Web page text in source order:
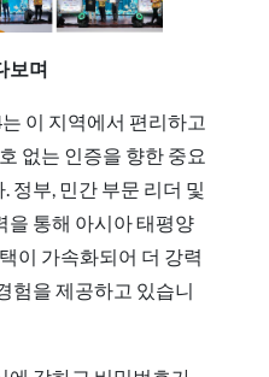
보며
이 지역에서 편리하고
없는 인증을 향한 중요
정부, 민간 부문 리더 및
을 통해 아시아 태평양
이 가속화되어 더 강력
험을 제공하고 있습니